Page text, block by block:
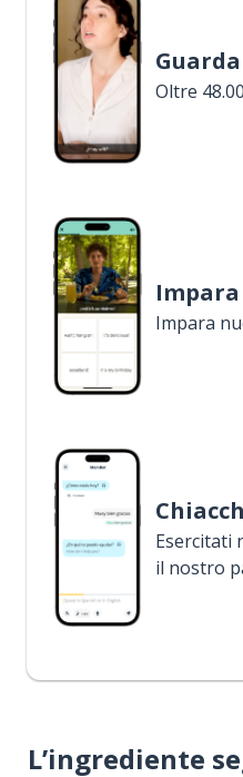
Oltre
Impara
Esercitati
il nostro
L’ingrediente